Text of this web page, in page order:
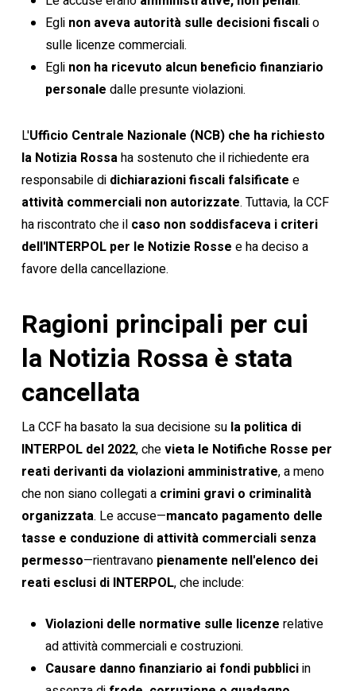
Egli non aveva autorità sulle decisioni fiscalio
sulle licenze commerciali.
Egli non ha ricevuto alcun beneficio finanziario
personale dalle presunte violazioni.
L'Ufficio Centrale Nazionale (NCB) che ha richiesto
la Notizia Rossaha sostenuto che il richiedente era
responsabile di dichiarazioni fiscali falsificate e
attività commerciali non autorizzate. Tuttavia, la CCF
ha riscontrato che il caso non soddisfaceva i criteri
dell'INTERPOL per le Notizie Rosse e ha deciso a
favore della cancellazione.
Ragioni principali per cui
la Notizia Rossa è stata
cancellata
La CCF ha basato la sua decisione su la politica di
INTERPOL del 2022, chevieta le Notifiche Rosse per
reati derivanti da violazioni amministrative, a meno
che non siano collegati a crimini gravi o criminalità
organizzata. Le accuse—mancato pagamento delle
tasse e conduzione di attività commerciali senza
permesso—rientravano pienamente nell'elenco dei
reati esclusi di INTERPOL, che include:
Violazioni delle normative sulle licenze relative
ad attività commerciali e costruzioni.
Causare danno finanziario ai fondi pubbliciin